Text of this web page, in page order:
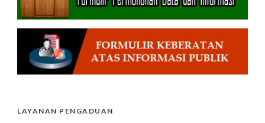
LAYANAN PENGADUAN